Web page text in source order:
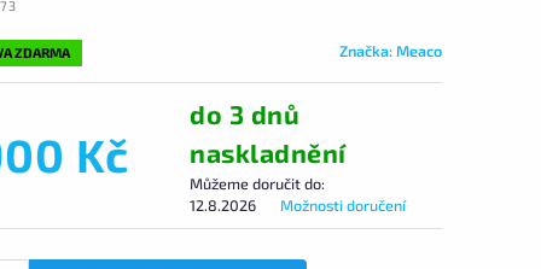
ZDARMA Značka:Meaco
Kč
do 3 dnů
naskladnění
Můžeme doručit do:
12.8.2026
Možnosti doručení